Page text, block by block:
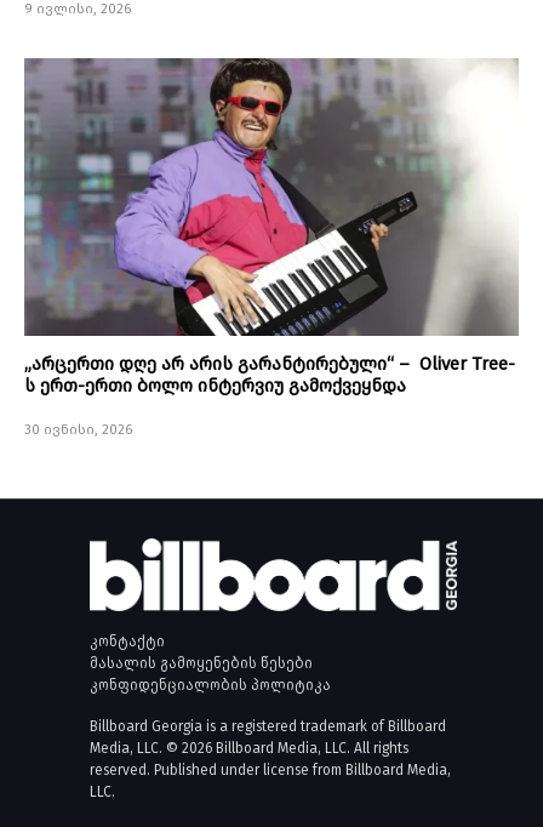
9 ივლისი, 2026
„არცერთი დღე არ არის გარანტირებული“ – Oliver Tree-
ს ერთ-ერთი ბოლო ინტერვიუ გამოქვეყნდა
30 ივნისი, 2026
კონტაქტი
მასალის გამოყენების წესები
კონფიდენციალობის პოლიტიკა
Billboard Georgia is a registered trademark of Billboard
Media, LLC. © 2026 Billboard Media, LLC. All rights
reserved. Published under license from Billboard Media,
LLC.